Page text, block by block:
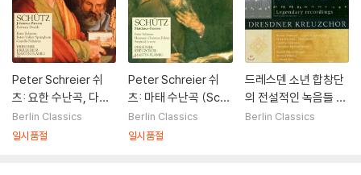
Peter Schreier 쉬
츠: 요한 수난곡, 다비
드 시편 (Schutz: Joh
annes Passion SW
Berlin Classics
일시품절
Peter Schreier 쉬
츠: 마태 수난곡 (Sch
utz: Matthaus Pass
ion SWV479)
Berlin Classics
일시품절
드레스덴 소년 합창단
의 전설적인 녹음들 (D
resdner Kreuzchor
Berlin Classics